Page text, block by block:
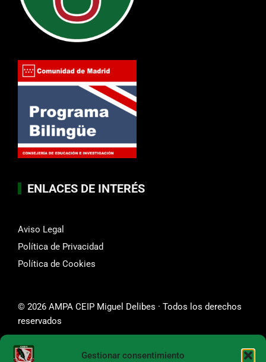
Gestionar consentimiento
ENLACES DE INTERÉS
Aviso Legal
Política de Privacidad
Política de Cookies
© 2026 AMPA CEIP Miguel Delibes · Todos los derechos
reservados
SÍGUENOS